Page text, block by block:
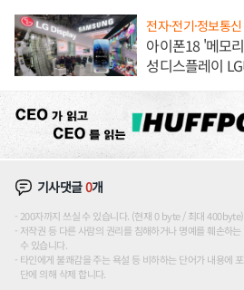
전자·전기·정보통신
아이폰18 '메모
성디스플레이
기사댓글0개
200자까지 쓰실 수 있습니다. (현재 0 byte / 최대 400byte)
저작권 등 다른 사람의 권리를 침해하거나 명예를 훼손하
수 있습니다.
타인에게 불쾌감을 주는 욕설 등 비하하는 단어가 내용에
단에 의해 삭제 합니다.